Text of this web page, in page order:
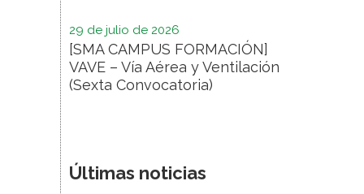
29 de julio de 2026
[SMA CAMPUS FORMACIÓN]
VAVE – Vía Aérea y Ventilación
(Sexta Convocatoria)
Últimas noticias